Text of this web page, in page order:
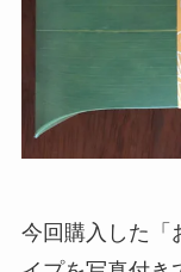
今回購入した「